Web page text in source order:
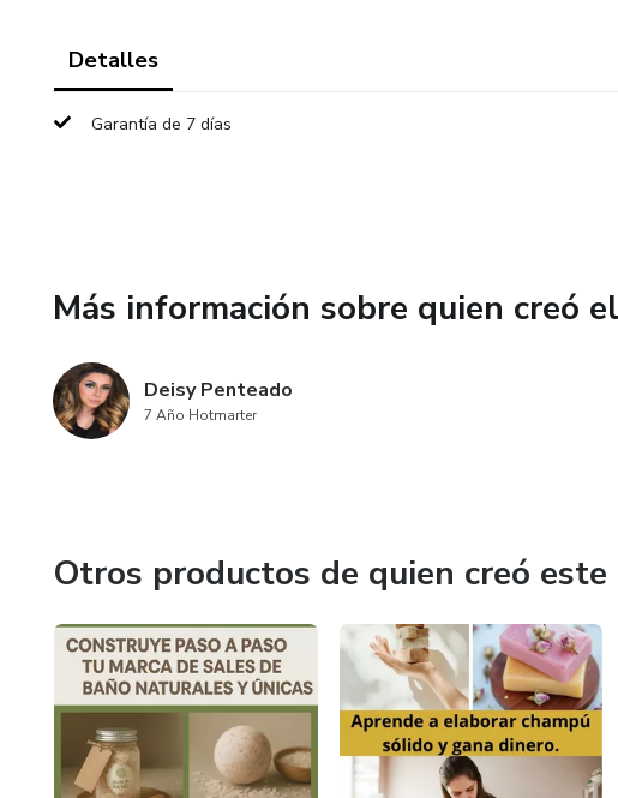
Detalles
Garantía de 7 días
Más información sobre quien creó
Deisy Penteado
7 Año Hotmarter
Otros productos de quien creó